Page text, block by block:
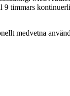
9 timmars
medvetna